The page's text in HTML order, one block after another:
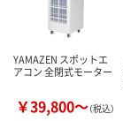
YAMAZEN スポットエ
アコン 全閉式モーター
￥39,800～（税込）